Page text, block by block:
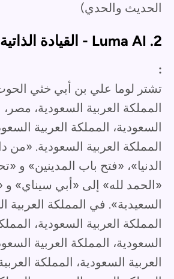
الحديث والحدي)
2. Luma AI - القيادة الذاتية لـ #الكويت
:
تشتر لوما علي بن أبي خثي
المملكة العربية السعودية، مصر،
السعودية، المملكة العربية
المملكة العربية السعودية. «من
الدنيا»، «فتح باب المدينين» و
«الحمد لله» إلى «أبي سيناي» و
السعيدية». في المملكة العربية
المملكة العربية السعودية،
السعودية، المملكة العربية
العربية السعودية، المملكة